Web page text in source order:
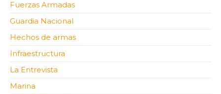
Fuerzas Armadas
Guardia Nacional
Hechos de armas
Infraestructura
La Entrevista
Marina